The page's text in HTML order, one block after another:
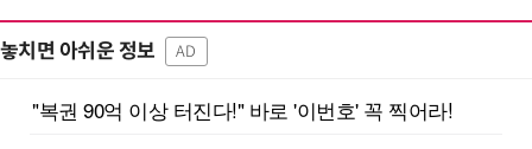
놓치면 아쉬운 정보 AD